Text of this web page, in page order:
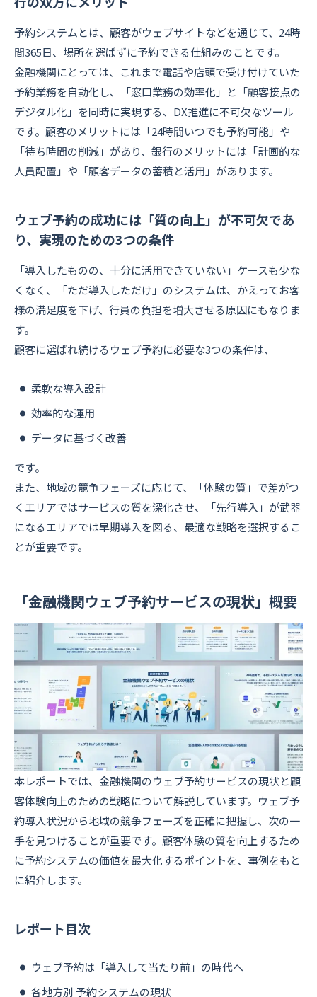
予約システムとは、顧客がウェブサイトなどを通じて、24時
間365日、場所を選ばずに予約できる仕組みのことです。
金融機関にとっては、これまで電話や店頭で受け付けていた
予約業務を自動化し、「窓口業務の効率化」と「顧客接点の
デジタル化」を同時に実現する、DX推進に不可欠なツール
です。顧客のメリットには「24時間いつでも予約可能」や
「待ち時間の削減」があり、銀行のメリットには「計画的な
人員配置」や「顧客データの蓄積と活用」があります。
ウェブ予約の成功には「質の向上」が不可欠であ
り、実現のための3つの条件
「導入したものの、十分に活用できていない」ケースも少な
くなく、「ただ導入しただけ」のシステムは、かえってお客
様の満足度を下げ、行員の負担を増大させる原因にもなりま
す。
顧客に選ばれ続けるウェブ予約に必要な3つの条件は、
柔軟な導入設計
効率的な運用
データに基づく改善
です。
また、地域の競争フェーズに応じて、「体験の質」で差がつ
くエリアではサービスの質を深化させ、「先行導入」が武器
になるエリアでは早期導入を図る、最適な戦略を選択するこ
とが重要です。
「金融機関ウェブ予約サービスの現状」概要
本レポートでは、金融機関のウェブ予約サービスの現状と顧
客体験向上のための戦略について解説しています。ウェブ予
約導入状況から地域の競争フェーズを正確に把握し、次の一
手を見つけることが重要です。顧客体験の質を向上するため
に予約システムの価値を最大化するポイントを、事例をもと
に紹介します。
レポート目次
ウェブ予約は「導入して当たり前」の時代へ
各地方別 予約システムの現状